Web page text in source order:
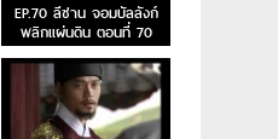
EP.70 ลีซาน จอมบัลลังก์
พลิกแผ่นดิน ตอนที่ 70